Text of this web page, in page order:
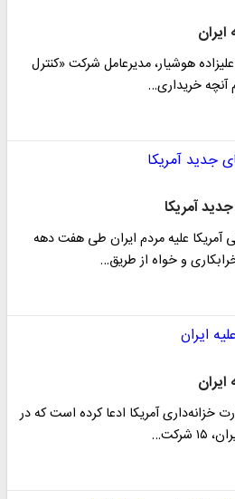
هوشیار، مدیرعامل شرکت «کنترل
آنچه خریداری…
آمریکا
آمریکا علیه مردم ایران طی هفت دهه
و خواه از طریق…
خزانه‌داری آمریکا ادعا کرده است که در